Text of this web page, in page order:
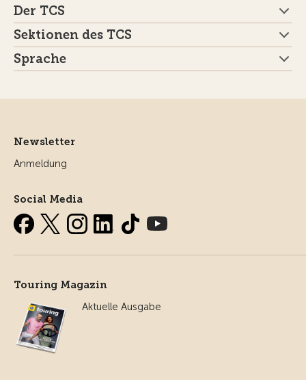
Der TCS
Sektionen des TCS
Sprache
Newsletter
Anmeldung
Social Media
Touring Magazin
Aktuelle Ausgabe